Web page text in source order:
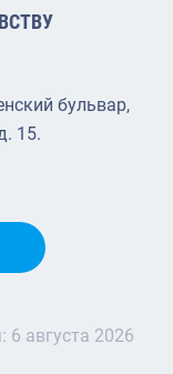
бульвар,
15.
6 августа 2026